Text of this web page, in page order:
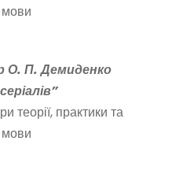
мови
О. П. Демиденко
теорії, практики та
мови